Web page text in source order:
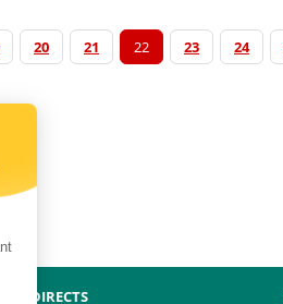
20 21 22 23 24
DIRECTS